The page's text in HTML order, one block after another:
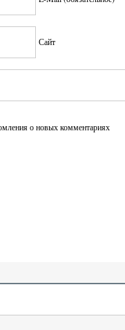
Сайт
о новых комментариях